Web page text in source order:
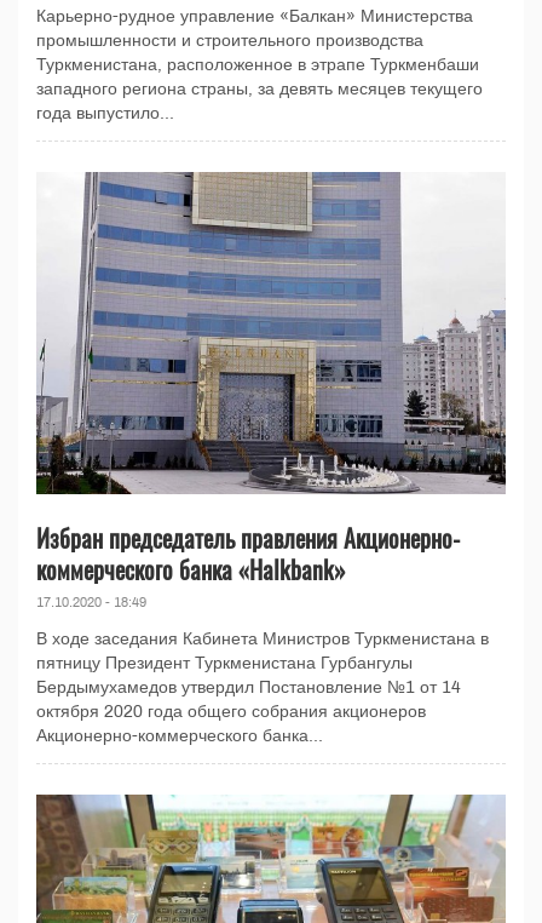
Карьерно-рудное управление «Балкан» Министерства
промышленности и строительного производства
Туркменистана, расположенное в этрапе Туркменбаши
западного региона страны, за девять месяцев текущего
года выпустило...
Избран председатель правления Акционерно-
коммерческого банка «Halkbank»
17.10.2020 - 18:49
В ходе заседания Кабинета Министров Туркменистана в
пятницу Президент Туркменистана Гурбангулы
Бердымухамедов утвердил Постановление №1 от 14
октября 2020 года общего собрания акционеров
Акционерно-коммерческого банка...